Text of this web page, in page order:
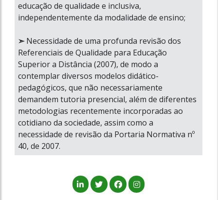
educação de qualidade e inclusiva,
independentemente da modalidade de ensino;
➣Necessidade de uma profunda revisão dos
Referenciais de Qualidade para Educação
Superior a Distância (2007), de modo a
contemplar diversos modelos didático-
pedagógicos, que não necessariamente
demandem tutoria presencial, além de diferentes
metodologias recentemente incorporadas ao
cotidiano da sociedade, assim como a
necessidade de revisão da Portaria Normativa nº
40, de 2007.